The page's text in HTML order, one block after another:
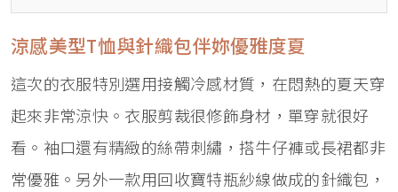
涼感美型T恤與針織包伴妳優雅度夏
這次的衣服特別選用接觸冷感材質，在悶熱的夏天穿
起來非常涼快。衣服剪裁很修飾身材，單穿就很好
看。袖口還有精緻的絲帶刺繡，搭牛仔褲或長裙都非
常優雅。另外一款用回收寶特瓶紗線做成的針織包，